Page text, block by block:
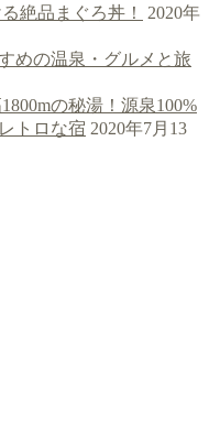
絶品まぐろ丼！
2020年
めの温泉・グルメと旅
の秘湯！源泉100%
トロな宿 2020年7月13